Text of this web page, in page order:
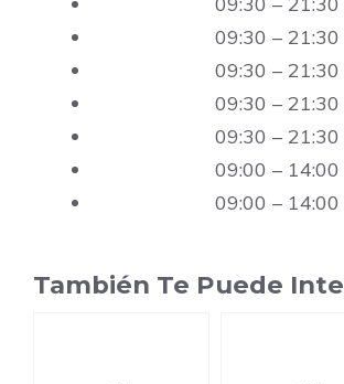
09:30 – 21:30
09:30 – 21:30
09:30 – 21:30
09:30 – 21:30
09:00 – 14:00
09:00 – 14:00
También Te Puede